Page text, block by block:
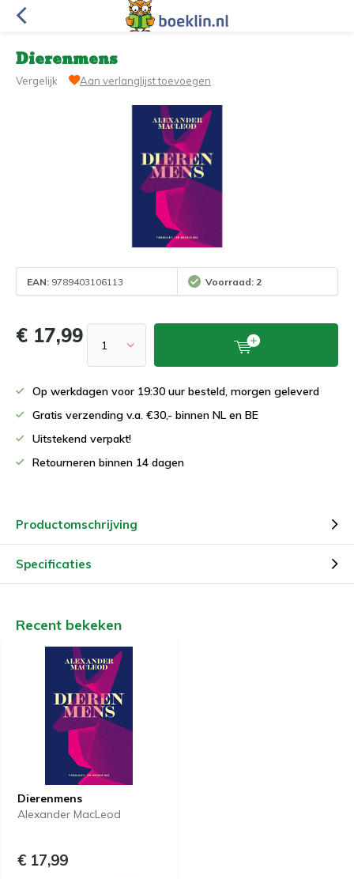
Dierenmens
Vergelijk Aan verlanglijst toevoegen
EAN: 9789403106113 Voorraad: 2
€ 17,99
Op werkdagen voor 19:30 uur besteld, morgen geleverd
Gratis verzending v.a. €30,- binnen NL en BE
Uitstekend verpakt!
Retourneren binnen 14 dagen
Productomschrijving
Specificaties
Recent bekeken
Dierenmens
Alexander MacLeod
€ 17,99